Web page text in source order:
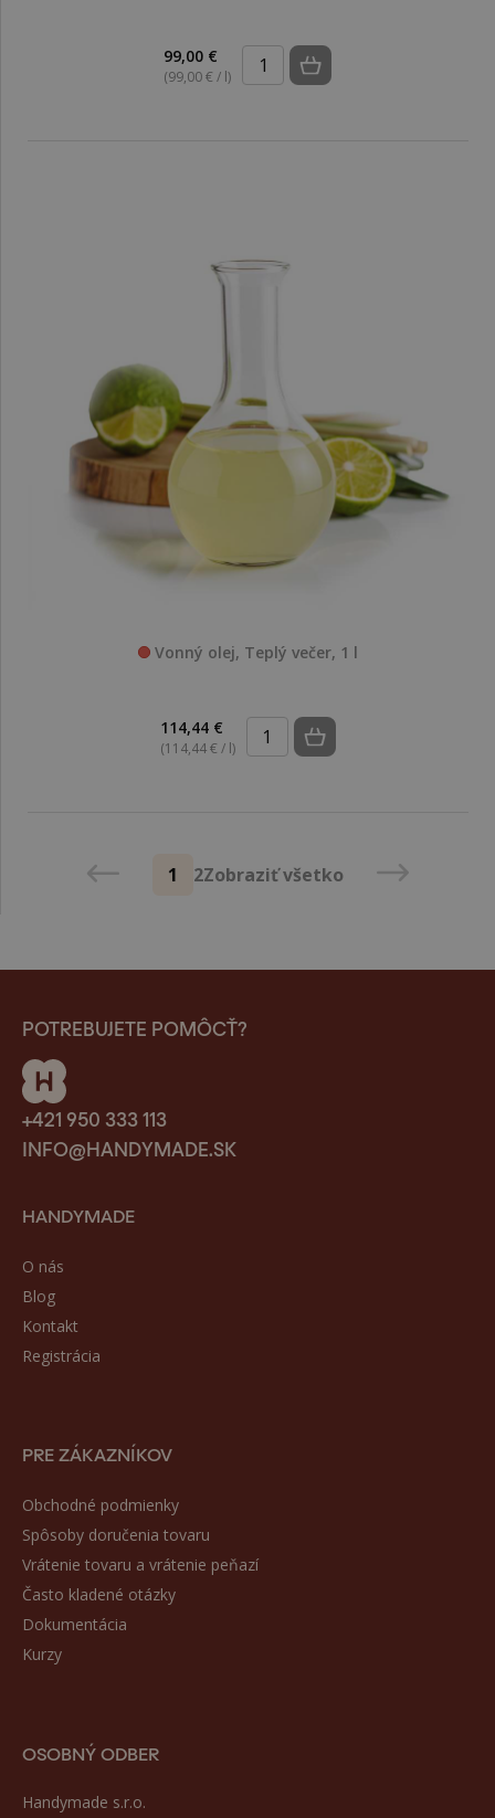
99,00 €
(99,00 € / l)
Vonný olej, Teplý večer, 1 l
114,44 €
(114,44 € / l)
1 2Zobraziť všetko
POTREBUJETE POMÔCŤ?
+421 950 333 113
INFO@HANDYMADE.SK
HANDYMADE
O nás
Blog
Kontakt
Registrácia
PRE ZÁKAZNÍKOV
Obchodné podmienky
Spôsoby doručenia tovaru
Vrátenie tovaru a vrátenie peňazí
Často kladené otázky
Dokumentácia
Kurzy
OSOBNÝ ODBER
Handymade s.r.o.